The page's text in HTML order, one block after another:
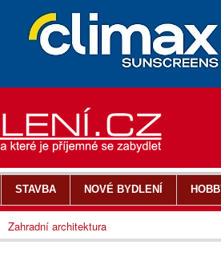
STAVBA NOVÉ BYDLENÍ
Zahradní architektura